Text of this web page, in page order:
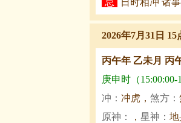
忌
日时相冲 诸
2026年7月31日
丙午年 乙未月 丙
庚申时（
冲： 冲虎， 煞方：
原神：
， 星神： 地